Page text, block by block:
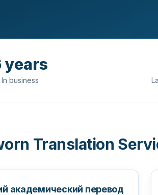
years
In business
Translation
академический перевод